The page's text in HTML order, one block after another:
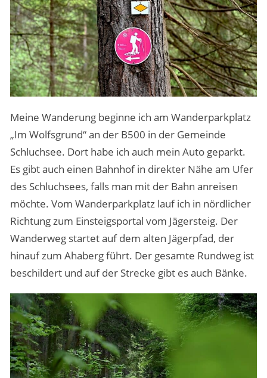
Meine Wanderung beginne ich am Wanderparkplatz
„Im Wolfsgrund“ an der B500 in der Gemeinde
Schluchsee. Dort habe ich auch mein Auto geparkt.
Es gibt auch einen Bahnhof in direkter Nähe am Ufer
des Schluchsees, falls man mit der Bahn anreisen
möchte. Vom Wanderparkplatz lauf ich in nördlicher
Richtung zum Einsteigsportal vom Jägersteig. Der
Wanderweg startet auf dem alten Jägerpfad, der
hinauf zum Ahaberg führt. Der gesamte Rundweg ist
beschildert und auf der Strecke gibt es auch Bänke.